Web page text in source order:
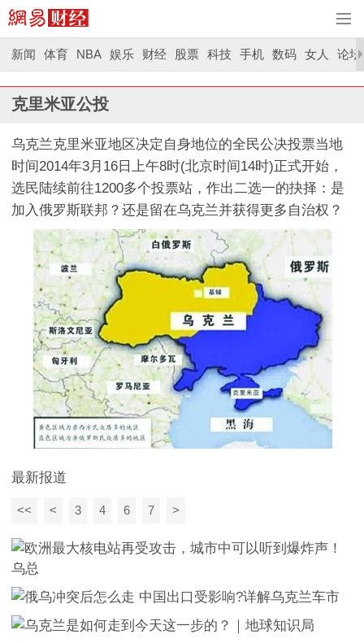
新闻 体育 NBA 娱乐 财经 股票 科技 手机 数码 女人 论坛
克里米亚公投
乌克兰克里米亚地区决定自身地位的全民公决投票当地
时间2014年3月16日上午8时(北京时间14时)正式开始，
选民陆续前往1200多个投票站，作出二选一的抉择：是
加入俄罗斯联邦？还是留在乌克兰并获得更多自治权？
最新报道
<< < 3 4 6 7 >